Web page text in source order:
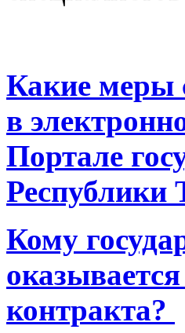
Какие меры
в
Портале
Республики
Кому
контракта?